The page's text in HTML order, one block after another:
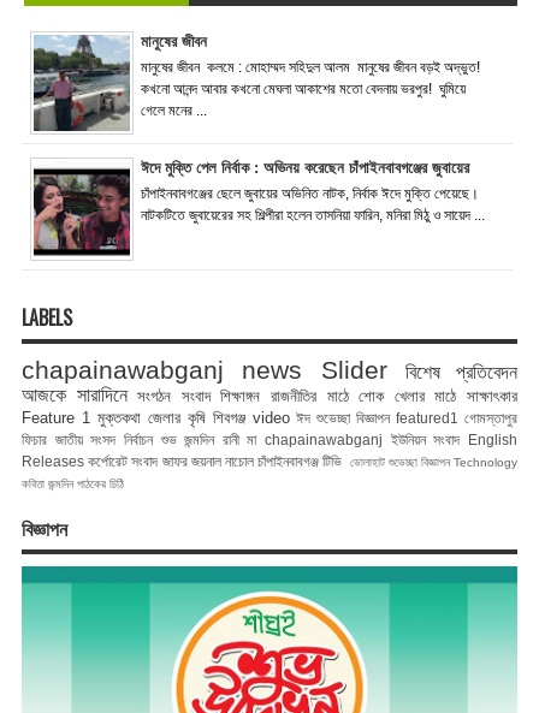
মানুষের জীবন
মানুষের জীবন কলমে : মোহাম্মদ সহিদুল আলম মানুষের জীবন বড়ই অদ্ভুত!
কখনো আনন্দ আবার কখনো মেঘলা আকাশের মতো বেদনায় ভরপুর! ঘুমিয়ে
গেলে মনের ...
ঈদে মুক্তি পেল নির্বাক : অভিনয় করেছেন চাঁপাইনবাবগঞ্জের জুবায়ের
চাঁপাইনবাবগঞ্জের ছেলে জুবায়ের অভিনিত নাটক, নির্বাক ঈদে মুক্তি পেয়েছে।
নাটকটিতে জুবায়েরের সহ শিল্পীরা হলেন তাসনিয়া ফারিন, মনিরা মিঠু ও সায়েদ ...
LABELS
chapainawabganj news Slider
বিশেষ প্রতিবেদন
আজকে সারাদিনে সংগঠন সংবাদ শিক্ষাঙ্গন রাজনীতির মাঠে শোক খেলার মাঠে
সাক্ষাৎকার
Feature 1 মুক্তকথা জেলার কৃষি শিবগঞ্জ video ঈদ শুভেচ্ছা বিজ্ঞাপন featured1
গোমস্তাপুর
ফিচার জাতীয় সংসদ নির্বাচন শুভ জন্মদিন রানী মা chapainawabganj ইউনিয়ন সংবাদ
English
Releases কর্পোরেট সংবাদ জাফর জয়নাল নাচোল চাঁপাইনবাবগঞ্জ টিভি ভোলাহাট শুভেচ্ছা বিজ্ঞাপন Technology
কবিতা জন্মদিন পাঠকের চিঠি
বিজ্ঞাপন